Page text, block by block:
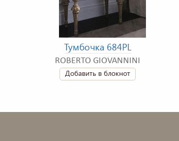
Тумбочка 684PL
ROBERTO GIOVANNINI
Добавить в блокнот